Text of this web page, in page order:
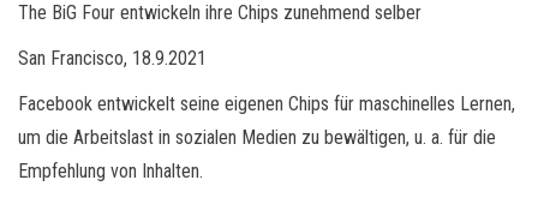
The BiG Four entwickeln ihre Chips zunehmend selber
San Francisco, 18.9.2021
Facebook entwickelt seine eigenen Chips für maschinelles Lernen,
um die Arbeitslast in sozialen Medien zu bewältigen, u. a. für die
Empfehlung von Inhalten.